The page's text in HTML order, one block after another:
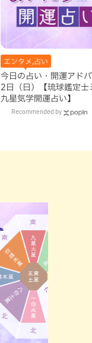
エンタメ,占い
今日の占い・開運アド
2日（日）【琉球鑑定士
九星気学開運占い】
Recommended by